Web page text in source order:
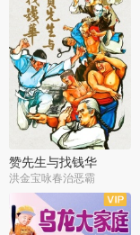
赞先生与找钱华
洪金宝咏春治恶霸